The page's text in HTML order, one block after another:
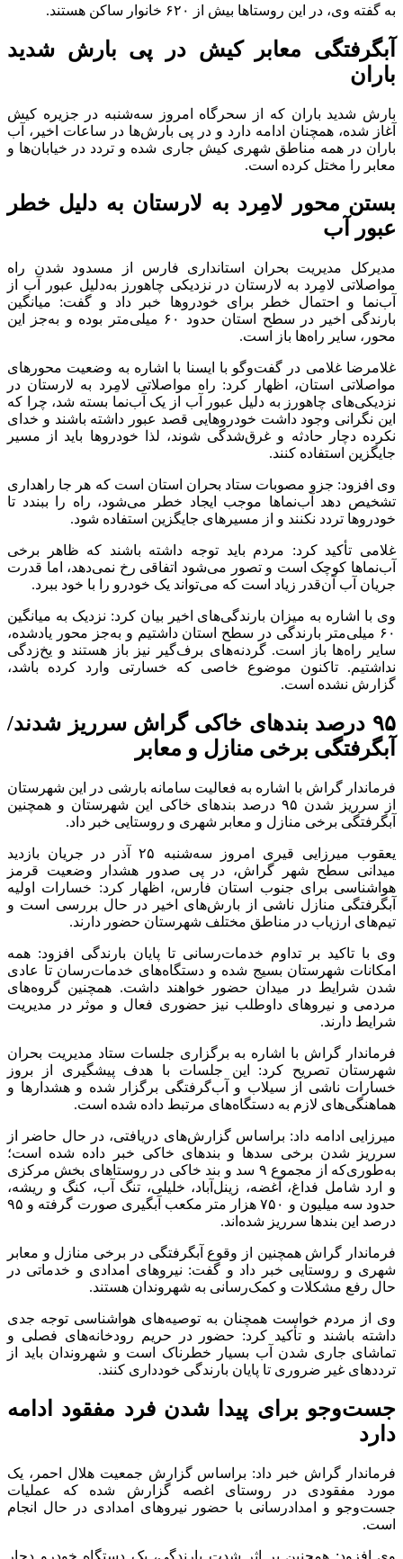
به گفته وی، در این روستا‌ها بیش از ۶۲۰ خانوار ساکن هستند.
آبگرفتگی معابر کیش در پی بارش شدید
باران
بارش شدید باران که از سحرگاه امروز سه‌شنبه در جزیره کیش
آغاز شده، همچنان ادامه دارد و در پی بارش‌ها در ساعات اخیر، آب
باران در همه مناطق شهری کیش جاری شده و تردد در خیابان‌ها و
معابر را مختل کرده است.
بستن محور لامِرد به لارستان به دلیل خطر
عبور آب
مدیرکل مدیریت بحران استانداری فارس از مسدود شدن راه
مواصلاتی لامِرد به لارستان در نزدیکی چاهورز به‌دلیل عبور آب از
آب‌نما و احتمال خطر برای خودرو‌ها خبر داد و گفت: میانگین
بارندگی اخیر در سطح استان حدود ۶۰ میلی‌متر بوده و به‌جز این
محور، سایر راه‌ها باز است.
غلامرضا غلامی در گفت‌و‌گو با ایسنا با اشاره به وضعیت محور‌های
مواصلاتی استان، اظهار کرد: راه مواصلاتی لامِرد به لارستان در
نزدیکی‌های چاهورز به دلیل عبور آب از یک آب‌نما بسته شد، چرا که
این نگرانی وجود داشت خودرو‌هایی قصد عبور داشته باشند و خدای
نکرده دچار حادثه و غرق‌شدگی شوند، لذا خودرو‌ها باید از مسیر
جایگزین استفاده کنند.
وی افزود: جزو مصوبات ستاد بحران استان است که هر جا راهداری
تشخیص دهد آب‌نما‌ها موجب ایجاد خطر می‌شود، راه را ببندد تا
خودرو‌ها تردد نکنند و از مسیر‌های جایگزین استفاده شود.
غلامی تأکید کرد: مردم باید توجه داشته باشند که ظاهر برخی
آب‌نما‌ها کوچک است و تصور می‌شود اتفاقی رخ نمی‌دهد، اما قدرت
جریان آب آن‌قدر زیاد است که می‌تواند یک خودرو را با خود ببرد.
وی با اشاره به میزان بارندگی‌های اخیر بیان کرد: نزدیک به میانگین
۶۰ میلی‌متر بارندگی در سطح استان داشتیم و به‌جز محور یادشده،
سایر راه‌ها باز است. گردنه‌های برف‌گیر نیز باز هستند و یخ‌زدگی
نداشتیم. تاکنون موضوع خاصی که خسارتی وارد کرده باشد،
گزارش نشده است.
۹۵ درصد بند‌های خاکی گراش سرریز شدند/
آبگرفتگی برخی منازل و معابر
فرماندار گراش با اشاره به فعالیت سامانه بارشی در این شهرستان
از سرریز شدن ۹۵ درصد بند‌های خاکی این شهرستان و همچنین
آبگرفتگی برخی منازل و معابر شهری و روستایی خبر داد.
یعقوب میرزایی قیری امروز سه‌شنبه ۲۵ آذر در جریان بازدید
میدانی سطح شهر گراش، در پی صدور هشدار وضعیت قرمز
هواشناسی برای جنوب استان فارس، اظهار کرد: خسارات اولیه
آبگرفتگی منازل ناشی از بارش‌های اخیر در حال بررسی است و
تیم‌های ارزیاب در مناطق مختلف شهرستان حضور دارند.
وی با تاکید بر تداوم خدمات‌رسانی تا پایان بارندگی افزود: همه
امکانات شهرستان بسیج شده و دستگاه‌های خدمات‌رسان تا عادی
شدن شرایط در میدان حضور خواهند داشت. همچنین گروه‌های
مردمی و نیرو‌های داوطلب نیز حضوری فعال و موثر در مدیریت
شرایط دارند.
فرماندار گراش با اشاره به برگزاری جلسات ستاد مدیریت بحران
شهرستان تصریح کرد: این جلسات با هدف پیشگیری از بروز
خسارات ناشی از سیلاب و آب‌گرفتگی برگزار شده و هشدار‌ها و
هماهنگی‌های لازم به دستگاه‌های مرتبط داده شده است.
میرزایی ادامه داد: براساس گزارش‌های دریافتی، در حال حاضر از
سرریز شدن برخی سد‌ها و بند‌های خاکی خبر داده شده است؛
به‌طوری‌که از مجموع ۹ سد و بند خاکی در روستا‌های بخش مرکزی
و ارد شامل فداغ، آغضه، زینل‌آباد، خلیلی، تنگ آب، کنگ و ریشه،
حدود سه میلیون و ۷۵۰ هزار متر مکعب آبگیری صورت گرفته و ۹۵
درصد این بند‌ها سرریز شده‌اند.
فرماندار گراش همچنین از وقوع آبگرفتگی در برخی منازل و معابر
شهری و روستایی خبر داد و گفت: نیرو‌های امدادی و خدماتی در
حال رفع مشکلات و کمک‌رسانی به شهروندان هستند.
وی از مردم خواست همچنان به توصیه‌های هواشناسی توجه جدی
داشته باشند و تأکید کرد: حضور در حریم رودخانه‌های فصلی و
تماشای جاری شدن آب بسیار خطرناک است و شهروندان باید از
تردد‌های غیر ضروری تا پایان بارندگی خودداری کنند.
جست‌و‌جو برای پیدا شدن فرد مفقود ادامه
دارد
فرماندار گراش خبر داد: براساس گزارش جمعیت هلال احمر، یک
مورد مفقودی در روستای اغصه گزارش شده که عملیات
جست‌و‌جو و امدادرسانی با حضور نیرو‌های امدادی در حال انجام
است.
وی افزود: همچنین بر اثر شدت بارندگی، یک دستگاه خودرو دچار